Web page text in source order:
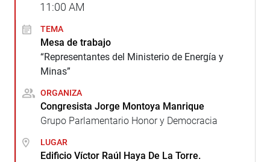
11:00 AM
TEMA
Mesa de trabajo
“Representantes del Ministerio de Energía y
Minas”
ORGANIZA
Congresista Jorge Montoya Manrique
Grupo Parlamentario Honor y Democracia
LUGAR
Edificio Víctor Raúl Haya De La Torre.